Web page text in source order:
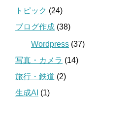
トピック (24)
ブログ作成 (38)
Wordpress (37)
写真・カメラ (14)
旅行・鉄道 (2)
生成AI (1)